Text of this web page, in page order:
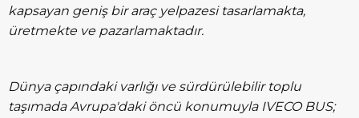
kapsayan geniş bir araç yelpazesi tasarlamakta,
üretmekte ve pazarlamaktadır.
Dünya çapındaki varlığı ve sürdürülebilir toplu
taşımada Avrupa'daki öncü konumuyla IVECO BUS;